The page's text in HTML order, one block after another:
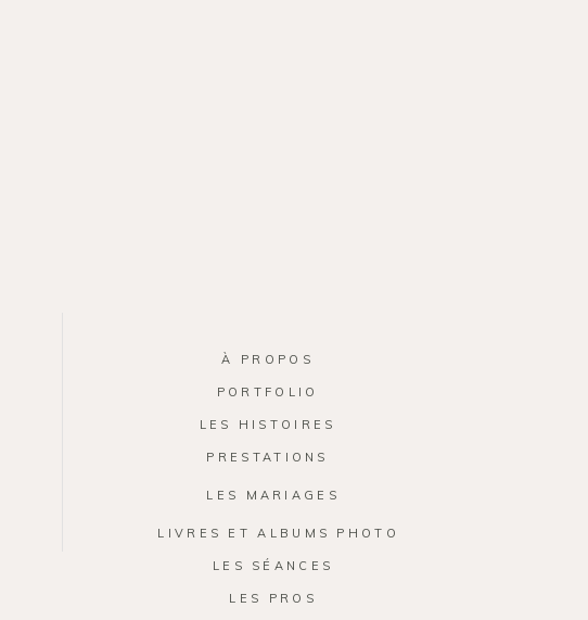
À PROPOS
PORTFOLIO
LES HISTOIRES
PRESTATIONS
LES MARIAGES
LIVRES ET ALBUMS PHOTO
LES SÉANCES
LES PROS